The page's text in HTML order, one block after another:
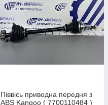
Піввісь приводна передня з
ABS Kangoo ( 7700110484 )